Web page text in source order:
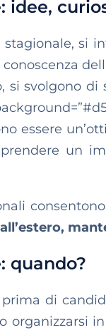
idee,
si
si svolgono
essere
un
quando?
di
organizzarsi